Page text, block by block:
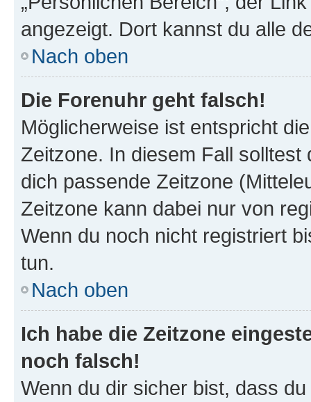
angezeigt. Dort kannst du alle
Nach oben
Die Forenuhr geht falsch!
Möglicherweise ist entspricht
Zeitzone. In diesem Fall solltest
dich passende Zeitzone
Zeitzone kann dabei nur von
Wenn du noch nicht registriert
tun.
Nach oben
Ich habe die Zeitzone
noch falsch!
Wenn du dir sicher bist, dass